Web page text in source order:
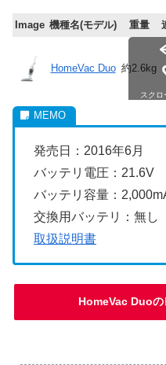
Image 機種名(モデル) 重量
HomeVac Duo 約2.6kg
スクロ
発売日：2016年6月
バッテリ電圧：21.6V
バッテリ容量：
交換用バッテリ：無し
取扱説明書
HomeVac Duoの